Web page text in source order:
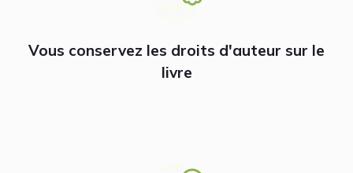
Vous conservez les droits d'auteur sur le
livre